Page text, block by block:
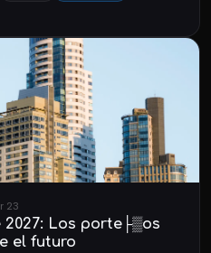
23
Los porte├▒os
el futuro